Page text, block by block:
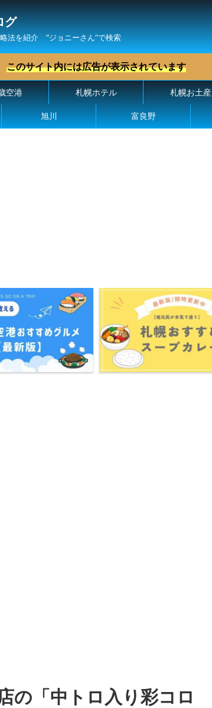
グ
法を紹介 ″ジョニーさん“で検索
このサイト内には広告が表示されています
空港 札幌ホテル 札幌お土産
旭川 富良野
の「中トロ入り彩コロ